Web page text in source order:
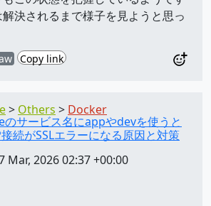
決されるまで様子を見ようと思っ
Copy link
Others Docker
サービス名にappやdevを使うと
続がSSLエラーになる原因と対策
Mar, 2026 02:37 +00:00